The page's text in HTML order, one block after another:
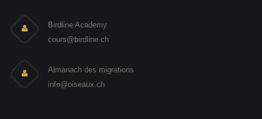
Birdline Academy
cours@birdline.ch
Almanach des migrations
info@oiseaux.ch